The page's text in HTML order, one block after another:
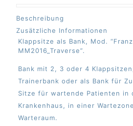
Beschreibung
Zusätzliche Informationen
Klappsitze als Bank, Mod.
MM2016_Traverse”.
Bank mit 2, 3 oder 4
Trainerbank oder als Bank für
Sitze für wartende Patienten in
Krankenhaus, in einer
Warteraum.